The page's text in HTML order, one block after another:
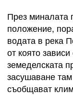
През миналата
положение,
водата в река
от която
земеделската
засушаване
съобщават